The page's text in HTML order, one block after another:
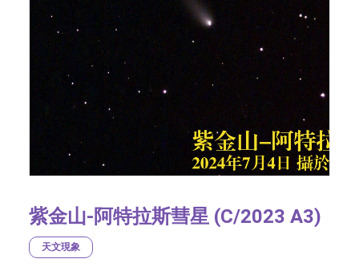
紫金山-阿特拉斯彗星 (C/2023 A3)
天文現象